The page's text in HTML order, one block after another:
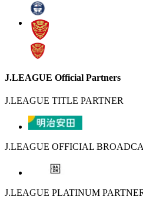
J.LEAGUE Official Partners
J.LEAGUE TITLE PARTNER
J.LEAGUE OFFICIAL
J.LEAGUE PLATINUM